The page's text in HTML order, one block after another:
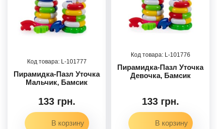
101777
Пирамидка-Пазл Уточка
Мальчик, Бамсик
133 грн.
101776
Пирамидка-Пазл Уточка
Девочка, Бамсик
133 грн.